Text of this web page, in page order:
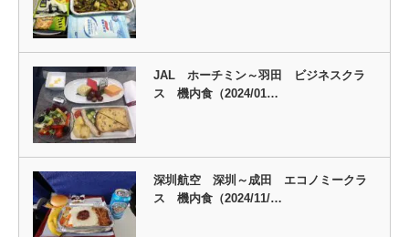
JAL ホーチミン～羽田 ビジネスクラ
ス 機内食（2024/01…
深圳航空 深圳～成田 エコノミークラ
ス 機内食（2024/11/…